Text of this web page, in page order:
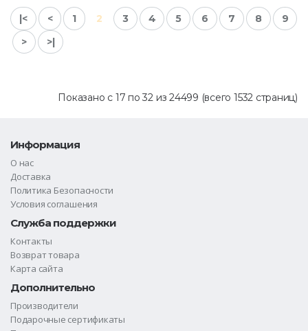
|< < 1 2 3 4 5 6 7 8
9
>
>|
Показано с 17 по 32 из 24499 (всего 1532 страниц)
Информация
О нас
Доставка
Политика Безопасности
Условия соглашения
Служба поддержки
Контакты
Возврат товара
Карта сайта
Дополнительно
Производители
Подарочные сертификаты